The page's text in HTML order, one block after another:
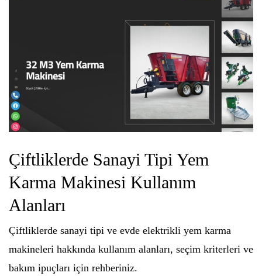
Çiftliklerde Sanayi Tipi Yem
Karma Makinesi Kullanım
Alanları
Çiftliklerde sanayi tipi ve evde elektrikli yem karma
makineleri hakkında kullanım alanları, seçim kriterleri ve
bakım ipuçları için rehberiniz.